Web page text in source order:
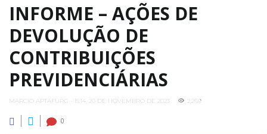
INFORME – AÇÕES DE
DEVOLUÇÃO DE
CONTRIBUIÇÕES
PREVIDENCIÁRIAS
MARCIO APTAFURG - 15:14, 20 DE NOVEMBRO DE 2023 2,269
0